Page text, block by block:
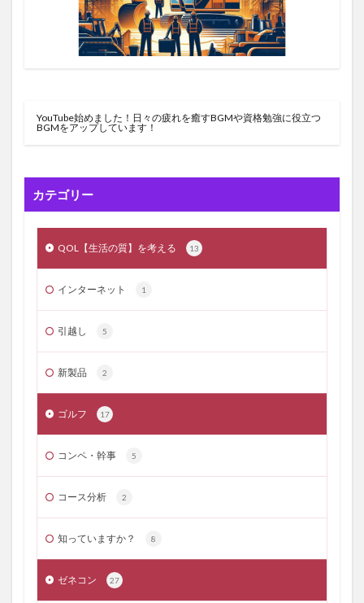
YouTube始めました！日々の疲れを癒すBGMや資格勉強に役立つ
BGMをアップしています！
カテゴリー
QOL【生活の質】を考える 13
インターネット 1
引越し 5
新製品 2
ゴルフ 17
コンペ・幹事 5
コース分析 2
知っていますか？ 8
ゼネコン 27